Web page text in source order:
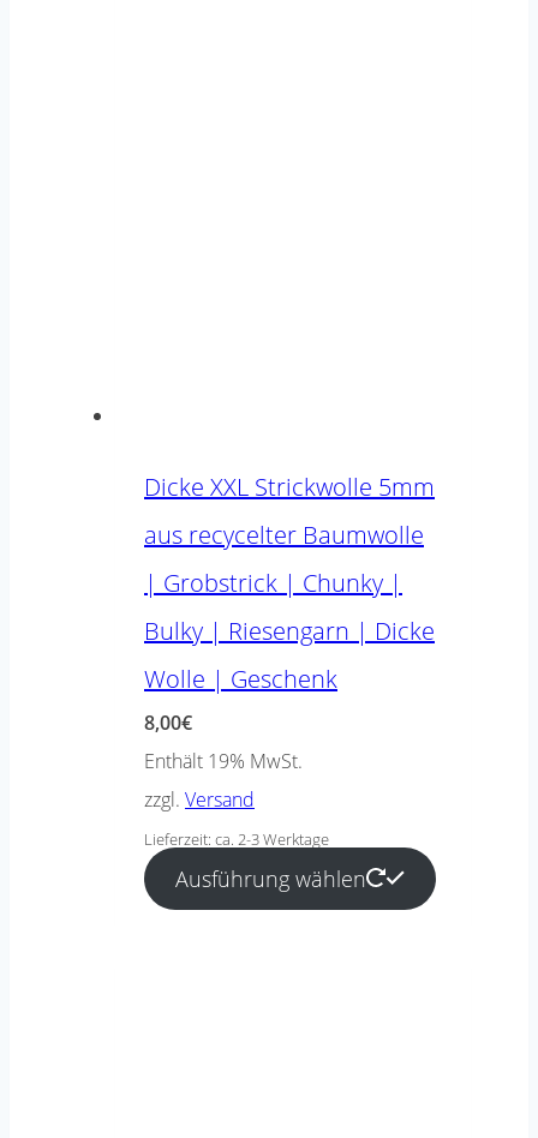
Dicke XXL Strickwolle 5mm
aus recycelter Baumwolle
| Grobstrick | Chunky |
Bulky | Riesengarn | Dicke
Wolle | Geschenk
8,00€
Enthält 19% MwSt.
zzgl. Versand
Lieferzeit: ca. 2-3 Werktage
Ausführung wählen